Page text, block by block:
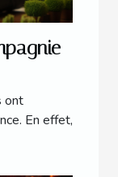
ont
En effet,